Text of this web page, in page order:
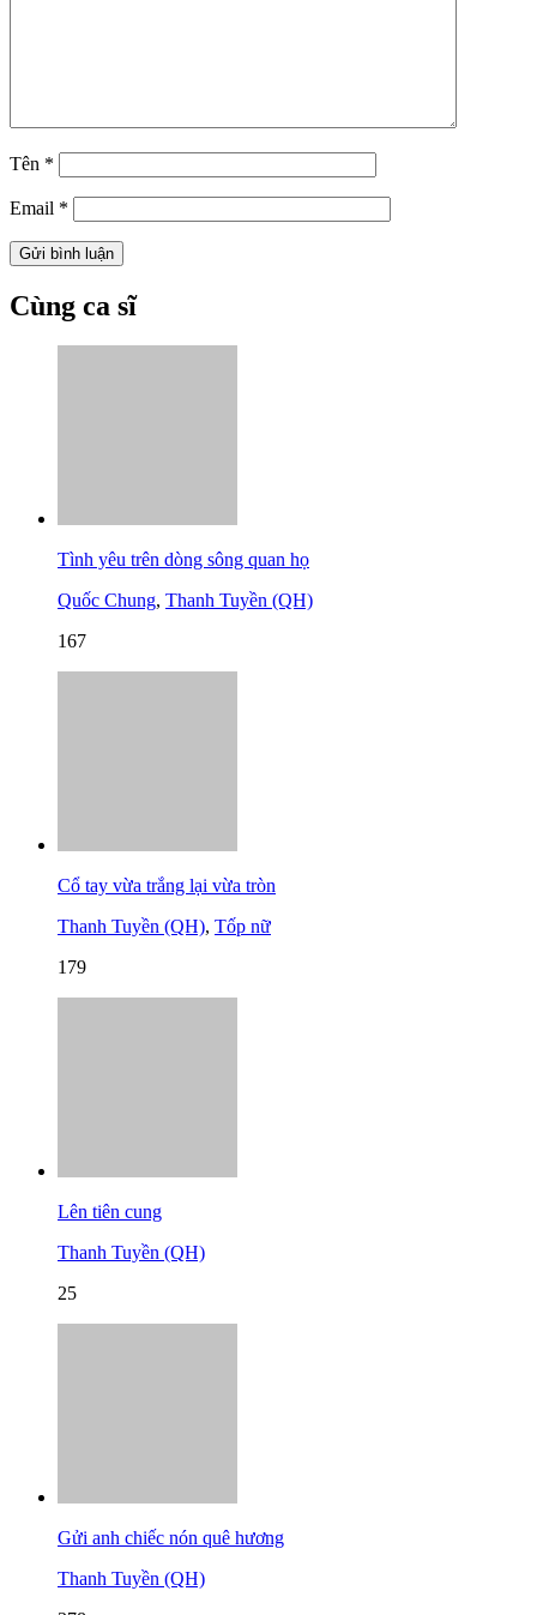
Tên *
Email *
Cùng ca sĩ
Tình yêu trên dòng sông quan họ
Quốc Chung, Thanh Tuyền (QH)
167
Cổ tay vừa trắng lại vừa tròn
Thanh Tuyền (QH), Tốp nữ
179
Lên tiên cung
Thanh Tuyền (QH)
25
Gửi anh chiếc nón quê hương
Thanh Tuyền (QH)